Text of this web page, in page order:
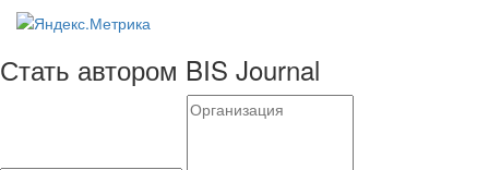
Стать автором BIS Journal